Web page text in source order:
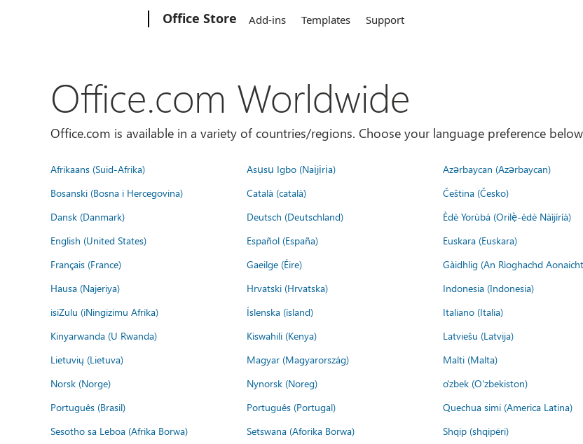
Office Store Add-ins Templates Support
Office.com Worldwide
Office.com is available in a variety of countries/regions. Choose your language preference
Afrikaans (Suid-Afrika) Asụsụ Igbo (Naịjịrịa) Azərbaycan (Azərbaycan)
Bosanski (Bosna i Hercegovina)
Català (català) Čeština (Česko)
Dansk (Danmark)
Deutsch (Deutschland) Èdè Yorùbá (Orilẹ̀-èdè Nàìjíríà)
English (United States)
Español (España) Euskara (Euskara)
Français (France)
Gaeilge (Éire) Gàidhlig (An Rìoghachd
Hausa (Najeriya)
Hrvatski (Hrvatska) Indonesia (Indonesia)
isiZulu (iNingizimu Afrika)
Íslenska (ísland) Italiano (Italia)
Kinyarwanda (U Rwanda)
Kiswahili (Kenya) Latviešu (Latvija)
Lietuvių (Lietuva)
Magyar (Magyarország) Malti (Malta)
Norsk (Norge)
Nynorsk (Noreg) o'zbek (O'zbekiston)
Português (Brasil)
Português (Portugal) Quechua simi (America Latina)
Sesotho sa Leboa (Afrika Borwa)
Setswana (Aforika Borwa) Shqip (shqipëri)